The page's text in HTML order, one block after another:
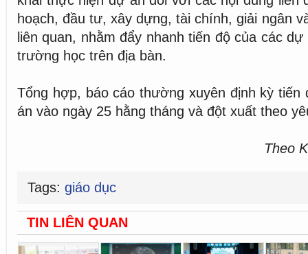
hoạch, đầu tư, xây dựng, tài chính, giải ngân
liên quan, nhằm đẩy nhanh tiến độ của các
trường học trên địa bàn.
Tổng hợp, báo cáo thường xuyên định kỳ tiến
án vào ngày 25 hằng tháng và đột xuất theo
Theo
Tags: giáo dục
TIN LIÊN QUAN